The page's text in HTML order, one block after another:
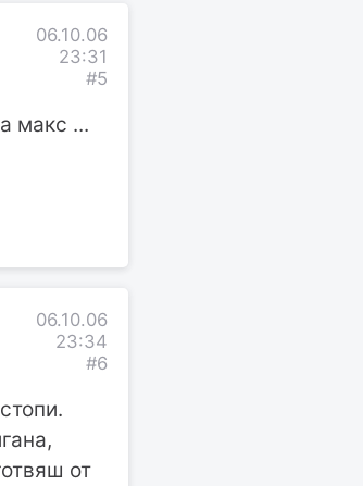
06.10.06
23:31
#5
макс ...
06.10.06
23:34
#6
от